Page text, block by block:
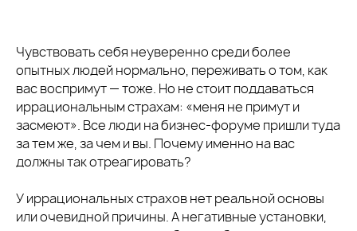
Чувствовать себя неуверенно среди более
опытных людей нормально, переживать о том, как
вас воспримут — тоже. Но не стоит поддаваться
иррациональным страхам: «меня не примут и
засмеют». Все люди на бизнес-форуме пришли туда
за тем же, за чем и вы. Почему именно на вас
должны так отреагировать?
У иррациональных страхов нет реальной основы
или очевидной причины. А негативные установки,